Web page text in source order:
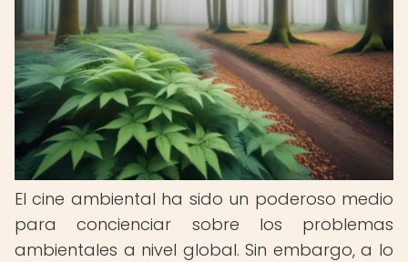
El cine ambiental ha sido un poderoso medio
para concienciar sobre los problemas
ambientales a nivel global. Sin embargo, a lo